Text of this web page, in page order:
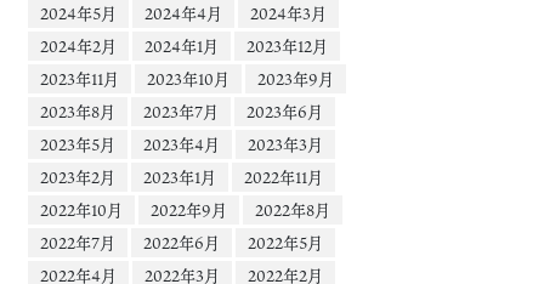
2024年5月
2024年4月
2024年3月
2024年2月
2024年1月
2023年12月
2023年11月
2023年10月
2023年9月
2023年8月
2023年7月
2023年6月
2023年5月
2023年4月
2023年3月
2023年2月
2023年1月
2022年11月
2022年10月
2022年9月
2022年8月
2022年7月
2022年6月
2022年5月
2022年4月
2022年3月
2022年2月